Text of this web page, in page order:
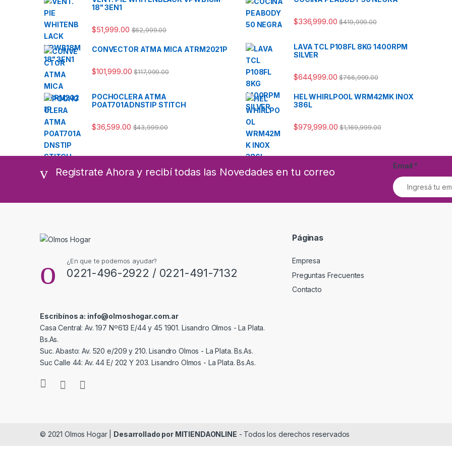
18" 3EN1
$51,999.00 $62,999.00
CONVECTOR ATMA MICA ATRM2021P
$101,999.00 $117,999.00
POCHOCLERA ATMA
POAT701ADNSTIP STITCH
$36,599.00 $43,999.00
$336,999.00 $419,999.00
LAVA TCL P108FL 8KG 1400RPM
SILVER
$644,999.00 $766,999.00
HEL WHIRLPOOL WRM42MK INOX
386L
$979,999.00 $1,169,999.00
Registrate Ahora y recibí todas las Novedades en tu correo
Email *
¿En que te podemos ayudar?
0221-496-2922 / 0221-491-7132
Escribínos a: info@olmoshogar.com.ar
Casa Central: Av. 197 Nº613 E/44 y 45 1901. Lisandro Olmos - La Plata.
Bs.As.
Suc. Abasto: Av. 520 e/209 y 210. Lisandro Olmos - La Plata. Bs.As.
Suc Calle 44: Av. 44 E/ 202 Y 203. Lisandro Olmos - La Plata. Bs.As.
Páginas
Empresa
Preguntas Frecuentes
Contacto
© 2021 Olmos Hogar | Desarrollado por MITIENDAONLINE - Todos los derechos reservados